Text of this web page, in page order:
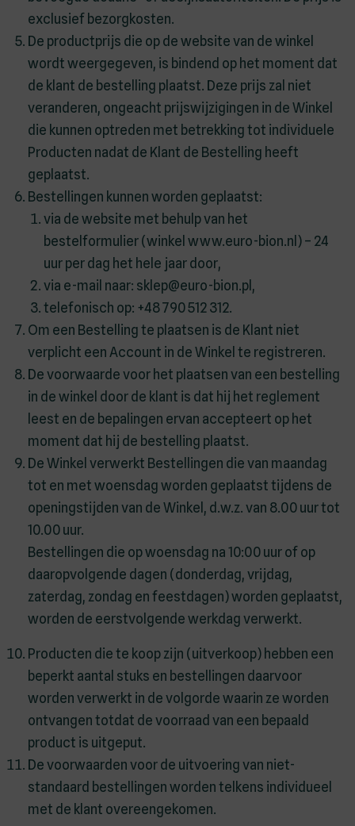
exclusief bezorgkosten.
De productprijs die op de website van de winkel
wordt weergegeven, is bindend op het moment dat
de klant de bestelling plaatst. Deze prijs zal niet
veranderen, ongeacht prijswijzigingen in de Winkel
die kunnen optreden met betrekking tot individuele
Producten nadat de Klant de Bestelling heeft
geplaatst.
Bestellingen kunnen worden geplaatst:
via de website met behulp van het
bestelformulier (winkel www.euro-bion.nl) – 24
uur per dag het hele jaar door,
via e-mail naar: sklep@euro-bion.pl,
telefonisch op: +48 790 512 312.
Om een Bestelling te plaatsen is de Klant niet
verplicht een Account in de Winkel te registreren.
De voorwaarde voor het plaatsen van een bestelling
in de winkel door de klant is dat hij het reglement
leest en de bepalingen ervan accepteert op het
moment dat hij de bestelling plaatst.
De Winkel verwerkt Bestellingen die van maandag
tot en met woensdag worden geplaatst tijdens de
openingstijden van de Winkel, d.w.z. van 8.00 uur tot
10.00 uur.
Bestellingen die op woensdag na 10:00 uur of op
daaropvolgende dagen (donderdag, vrijdag,
zaterdag, zondag en feestdagen) worden geplaatst,
worden de eerstvolgende werkdag verwerkt.
Producten die te koop zijn (uitverkoop) hebben een
beperkt aantal stuks en bestellingen daarvoor
worden verwerkt in de volgorde waarin ze worden
ontvangen totdat de voorraad van een bepaald
product is uitgeput.
De voorwaarden voor de uitvoering van niet-
standaard bestellingen worden telkens individueel
met de klant overeengekomen.